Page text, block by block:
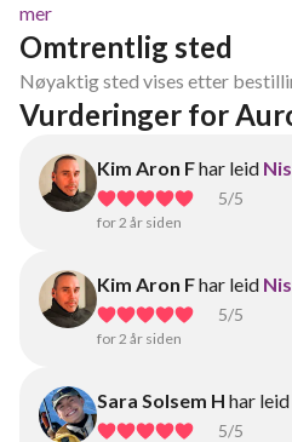
mer
Omtrentlig sted
Nøyaktig sted vises etter
Vurderinger for
Kim Aron Fhar leid
5/5
for 2 år siden
Kim Aron Fhar leid
5/5
for 2 år siden
Sara Solsem H har leid
5/5